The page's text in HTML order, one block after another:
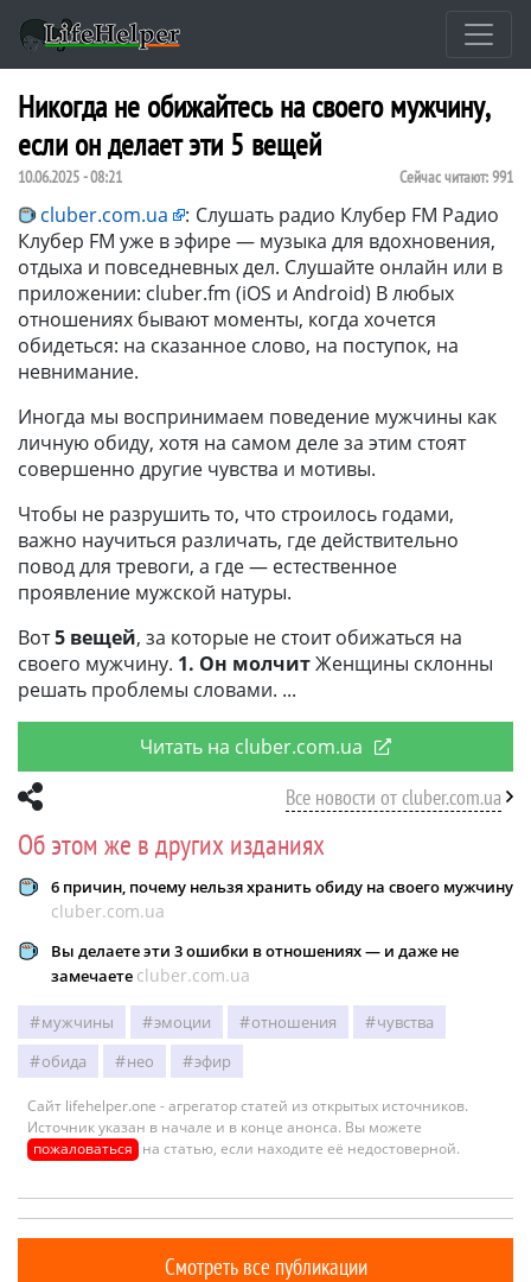
Никогда не обижайтесь на своего мужчину,
если он делает эти 5 вещей
10.06.2025 - 08:21 Сейчас читают:991
cluber.com.ua : Слушать радио Клубер FM Радио
Клубер FM уже в эфире — музыка для вдохновения,
отдыха и повседневных дел. Слушайте онлайн или в
приложении: cluber.fm (iOS и Android) В любых
отношениях бывают моменты, когда хочется
обидеться: на сказанное слово, на поступок, на
невнимание.
Иногда мы воспринимаем поведение мужчины как
личную обиду, хотя на самом деле за этим стоят
совершенно другие чувства и мотивы.
Чтобы не разрушить то, что строилось годами,
важно научиться различать, где действительно
повод для тревоги, а где — естественное
проявление мужской натуры.
Вот5 вещей, за которые не стоит обижаться на
своего мужчину. 1. Он молчитЖенщины склонны
решать проблемы словами.
Читать на cluber.com.ua
Все новости от cluber.com.ua
Об этом же в других изданиях
6 причин, почему нельзя хранить обиду на своего мужчину
cluber.com.ua
Вы делаете эти 3 ошибки в отношениях — и даже не
замечаете cluber.com.ua
мужчины эмоции отношения
чувства
обида
нео эфир
Сайт lifehelper.one - агрегатор статей из открытых источников.
Источник указан в начале и в конце анонса. Вы можете
пожаловаться на статью, если находите её недостоверной.
Смотреть все публикации